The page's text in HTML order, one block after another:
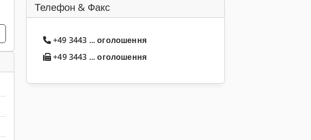
Телефон & Факс
+49 3443 ... оголошення
+49 3443 ... оголошення